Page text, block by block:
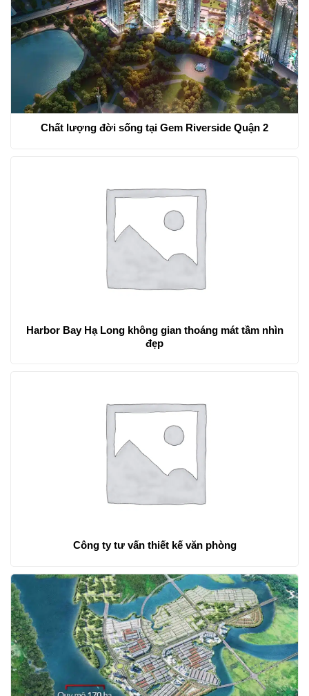
Chất lượng đời sống tại Gem Riverside Quận 2
Harbor Bay Hạ Long không gian thoáng mát tầm nhìn
đẹp
Công ty tư vấn thiết kế văn phòng